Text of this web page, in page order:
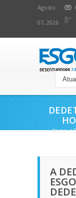
Agosto
07, 2026
Home /
A